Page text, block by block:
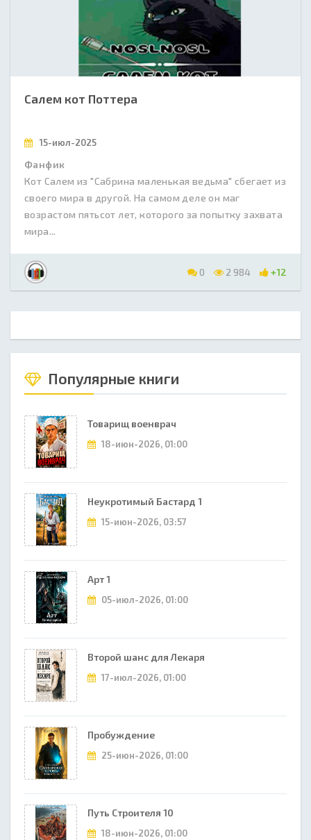
Салем кот Поттера
15-июл-2025
Фанфик
Кот Салем из "Сабрина маленькая ведьма" сбегает из
своего мира в другой. На самом деле он маг
возрастом пятьсот лет, которого за попытку захвата
мира...
0 2 984 +12
Популярные книги
Товарищ военврач
18-июн-2026, 01:00
Неукротимый Бастард 1
15-июн-2026, 03:57
Арт 1
05-июл-2026, 01:00
Второй шанс для Лекаря
17-июл-2026, 01:00
Пробуждение
25-июн-2026, 01:00
Путь Строителя 10
18-июн-2026, 01:00